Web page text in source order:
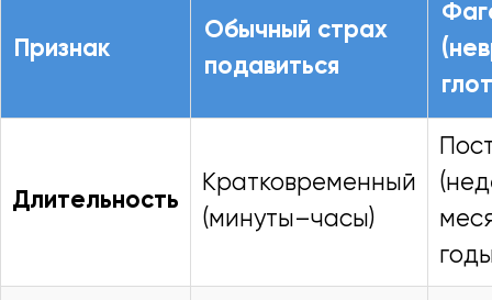
Признак
Обычный страх
подавиться
Длительность
Кратковременный
(минуты–часы)